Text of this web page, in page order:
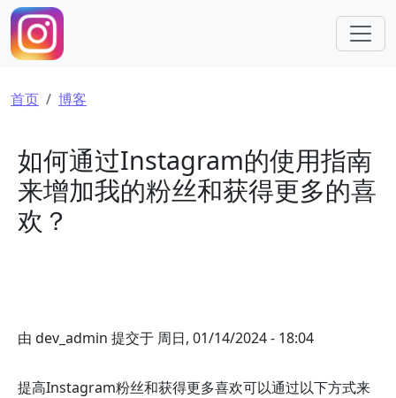
跳转到主要内容
面包屑
首页 博客
如何通过Instagram的使用指南
来增加我的粉丝和获得更多的喜
欢？
由 dev_admin 提交于 周日, 01/14/2024 - 18:04
提高Instagram粉丝和获得更多喜欢可以通过以下方式来